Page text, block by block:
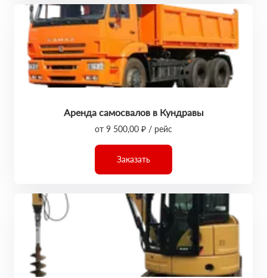
Аренда самосвалов в Кундравы
от 9 500,00 ₽ / рейс
Заказать